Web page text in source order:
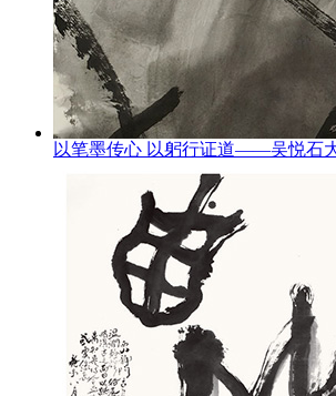
以笔墨传心 以躬行证道——吴悦石